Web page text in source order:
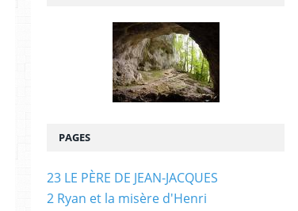
PAGES
23 LE PÈRE DE JEAN-JACQUES
2 Ryan et la misère d'Henri